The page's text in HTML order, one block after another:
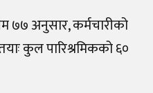
७७ अनुसार, कर्मचारीको
कुल पारिश्रमिकको ६०